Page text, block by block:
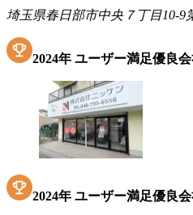
埼玉県春日部市中央７丁目10-9
2024年 ユーザー満足優良
2024年 ユーザー満足優良